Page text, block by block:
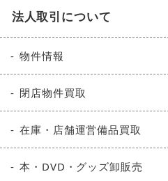
法人取引について
物件情報
閉店物件買取
在庫・店舗運営備品買取
本・DVD・グッズ卸販売